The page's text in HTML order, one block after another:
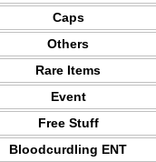
Caps
Others
Rare Items
Event
Free Stuff
Bloodcurdling ENT